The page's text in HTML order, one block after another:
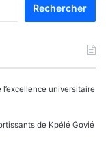
universitaire
de Kpélé Govié